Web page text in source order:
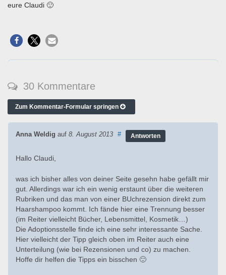
eure Claudi 🙂
30 Kommentare
Zum Kommentar-Formular springen
Anna Weldig auf 8. August 2013 # Antworten
Hallo Claudi,
was ich bisher alles von deiner Seite gesehn habe gefällt mir
gut. Allerdings war ich ein wenig erstaunt über die weiteren
Rubriken und das man von einer BUchrezension direkt zum
Haarshampoo kommt. Ich fände hier eine Trennung besser
(im Reiter vielleicht Bücher, Lebensmittel, Kosmetik…)
Die Adoptionsstelle finde ich eine sehr interessante Sache.
Hier vielleicht der Tipp gleich oben im Reiter auch eine
Unterteilung (wie bei Rezensionen und co) zu machen.
Hoffe dir helfen die Tipps ein bisschen 🙂